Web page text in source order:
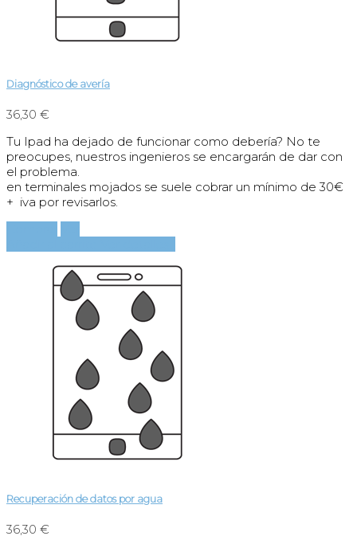
Diagnóstico de avería
36,30 €
Tu Ipad ha dejado de funcionar como debería? No te
preocupes, nuestros ingenieros se encargarán de dar con
el problema.
en terminales mojados se suele cobrar un mínimo de 30€
+ iva por revisarlos.
Recuperación de datos por agua
36,30 €